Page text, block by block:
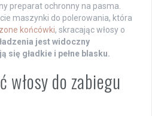
preparat ochronny na pasma.
maszynki do polerowania, która
końcówki, skracając włosy o
jest widoczny
się gładkie i pełne blasku.
włosy do zabiegu